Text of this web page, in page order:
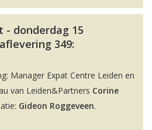
- donderdag 15
349:
Manager Expat Centre Leiden en
van Leiden&Partners Corine
Gideon Roggeveen.